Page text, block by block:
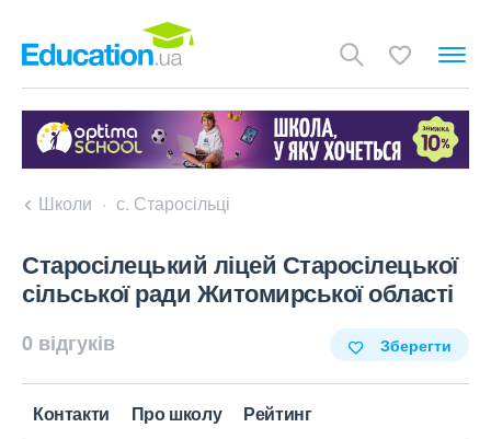
Школи с. Старосільці
Старосілецький ліцей Старосілецької
сільської ради Житомирської області
0 відгуків Зберегти
Контакти Про школу Рейтинг